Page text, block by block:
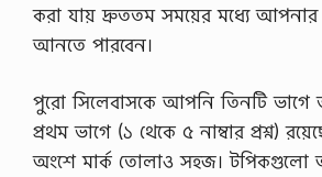
করা যায় দ্রুততম সময়ের মধ্যে আপনার
আনতে পারবেন।
পুরো সিলেবাসকে আপনি তিনটি ভাগে
প্রথম ভাগে (১ থেকে ৫ নাম্বার প্রশ্ন)
অংশে মার্ক তোলাও সহজ।